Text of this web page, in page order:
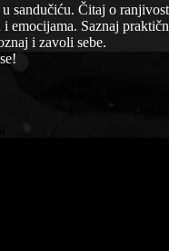
sandučiću. Čitaj o
emocijama. Saznaj
i zavoli sebe.